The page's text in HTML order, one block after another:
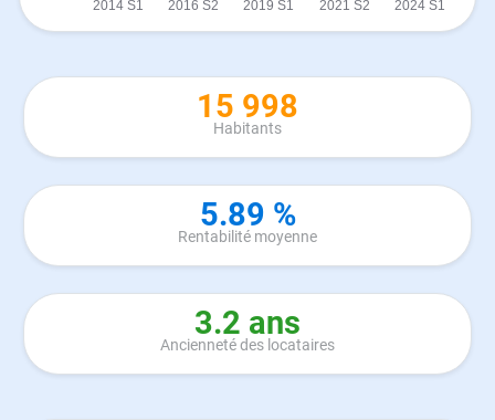
15 998
Habitants
5.89 %
Rentabilité moyenne
3.2 ans
Ancienneté des locataires